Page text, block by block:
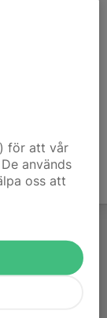
för att vår
används
oss att